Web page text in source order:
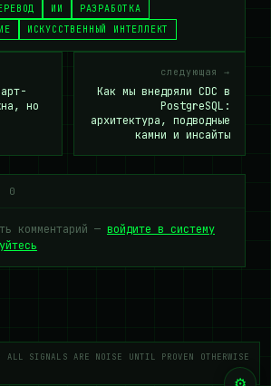
ИИ
РАЗРАБОТКА
ИСКУССТВЕННЫЙ ИНТЕЛЛЕКТ
но
следующая →
Как мы внедряли CDC в
PostgreSQL:
архитектура, подводные
камни и инсайты
0
комментарий — войдите в систему
SIGNALS ARE NOISE UNTIL PROVEN OTHERWISE